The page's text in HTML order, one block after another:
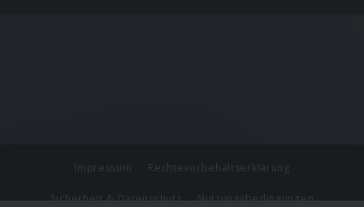
Impressum Rechtevorbehaltserklärung
Sicherheit & Datenschutz Nutzungsbedingungen